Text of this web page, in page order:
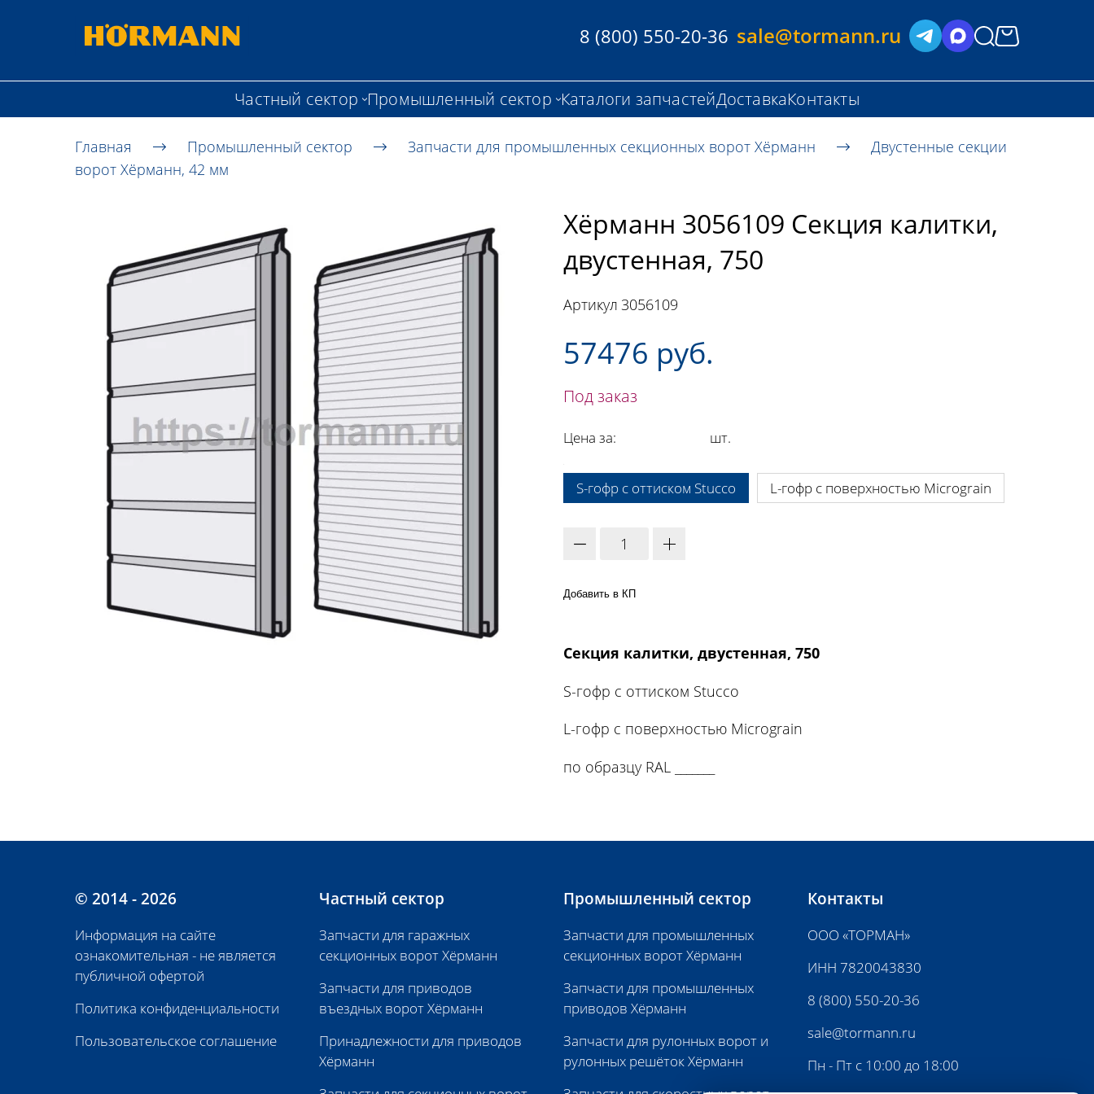
8 (800) 550-20-36 sale@tormann.ru
Частный сектор Промышленный сектор Каталоги запчастейДоставкаКонтакты
Главная Промышленный сектор Запчасти для промышленных секционных ворот Хёрманн
Двустенные секции
ворот Хёрманн, 42 мм
Хёрманн 3056109 Секция калитки,
двустенная, 750
Артикул 3056109
57476 руб.
Под заказ
Цена за: шт.
S-гофр с оттиском Stucco L-гофр с поверхностью Micrograin
Добавить в КП
Секция калитки, двустенная, 750
S-гофр с оттиском Stucco
L-гофр с поверхностью Micrograin
по образцу RAL _______
© 2014 - 2026
Информация на сайте
ознакомительная - не является
публичной офертой
Политика конфиденциальности
Пользовательское соглашение
Частный сектор
Запчасти для гаражных
секционных ворот Хёрманн
Запчасти для приводов
въездных ворот Хёрманн
Принадлежности для приводов
Хёрманн
Промышленный сектор
Запчасти для промышленных
секционных ворот Хёрманн
Запчасти для промышленных
приводов Хёрманн
Запчасти для рулонных ворот и
рулонных решёток Хёрманн
Контакты
ООО «ТОРМАН»
ИНН 7820043830
8 (800) 550-20-36
sale@tormann.ru
Пн - Пт с 10:00 до 18:00